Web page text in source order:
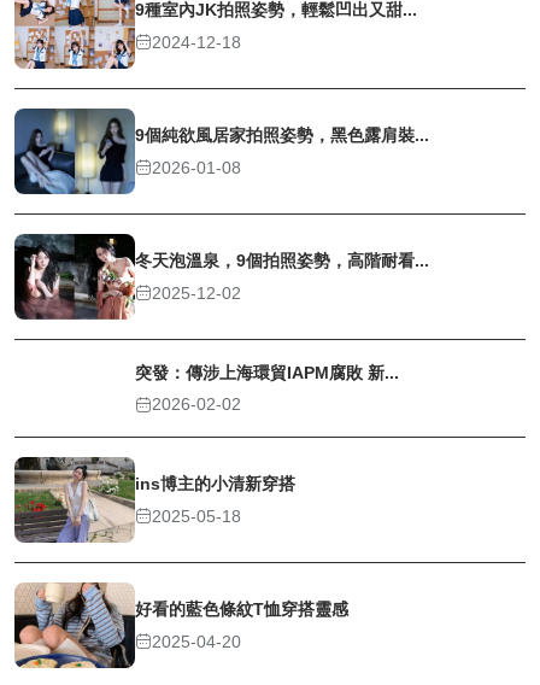
9種室內JK拍照姿勢，輕鬆凹出又甜...
2024-12-18
9個純欲風居家拍照姿勢，黑色露肩裝...
2026-01-08
冬天泡溫泉，9個拍照姿勢，高階耐看...
2025-12-02
突發：傳涉上海環貿IAPM腐敗 新...
2026-02-02
ins博主的小清新穿搭
2025-05-18
好看的藍色條紋T恤穿搭靈感
2025-04-20